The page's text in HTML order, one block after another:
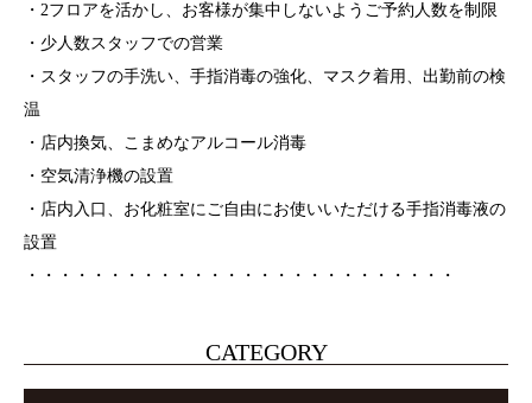
・2フロアを活かし、お客様が集中しないようご予約人数を制限
・少人数スタッフでの営業
・スタッフの手洗い、手指消毒の強化、マスク着用、出勤前の検
温
・店内換気、こまめなアルコール消毒
・空気清浄機の設置
・店内入口、お化粧室にご自由にお使いいただける手指消毒液の
設置
・・・・・・・・・・・・・・・・・・・・・・・・・・
CATEGORY